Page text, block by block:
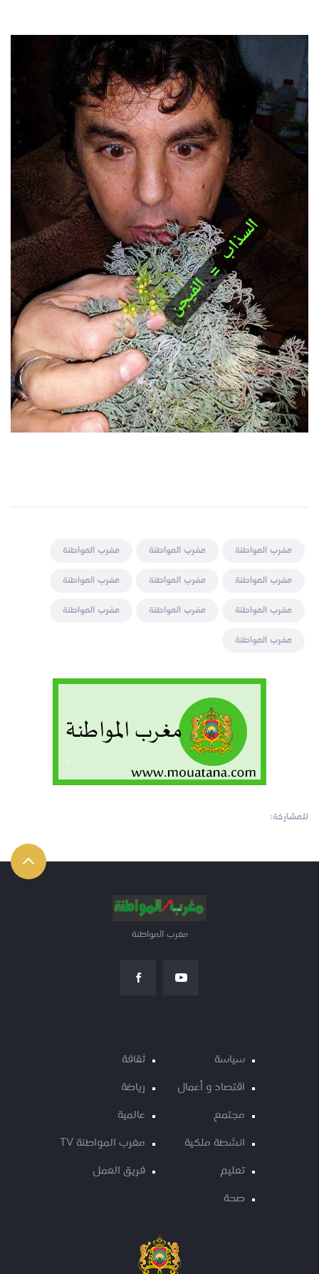
مغرب المواطنة مغرب المواطنة
مغرب المواطنة
مغرب المواطنة
مغرب المواطنة
مغرب المواطنة
مغرب المواطنة
مغرب المواطنة
مغرب المواطنة
مغرب المواطنة
للمشاركة:
مغرب المواطنة
سياسة
اقتصاد و أعمال
مجتمع
انشطة ملكية
تعليم
صحة
ثقافة
رياضة
عالمية
مغرب المواطنة TV
فريق العمل